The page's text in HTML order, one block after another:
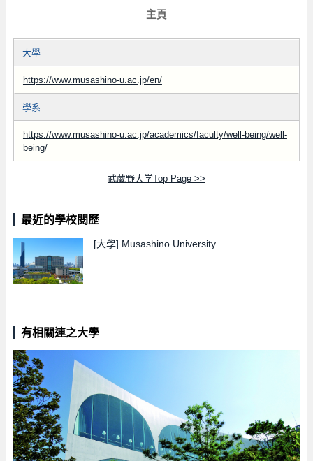
主頁
大學
https://www.musashino-u.ac.jp/en/
學系
https://www.musashino-u.ac.jp/academics/faculty/well-being/well-
being/
武蔵野大学Top Page >>
最近的學校閱歷
[大學] Musashino University
有相關連之大學